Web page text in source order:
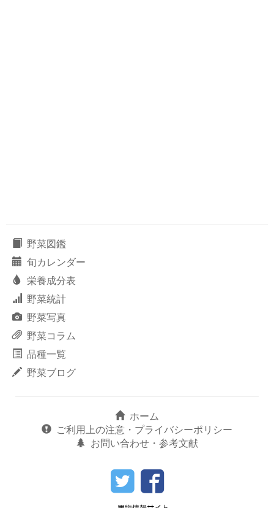
野菜図鑑
旬カレンダー
栄養成分表
野菜統計
野菜写真
野菜コラム
品種一覧
野菜ブログ
ホーム
ご利用上の注意・プライバシーポリシー
お問い合わせ・参考文献